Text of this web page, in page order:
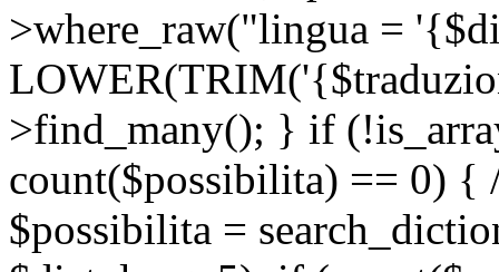
>where_raw("lingua =
>find_many(); } if
count($possibilita) == 0) {
$possibilita =